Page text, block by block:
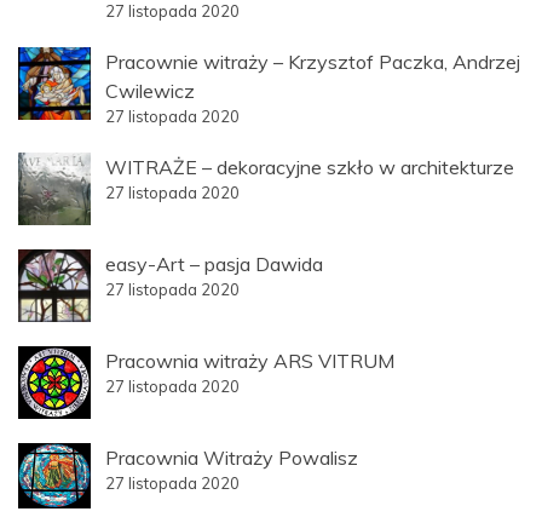
27 listopada 2020
Pracownie witraży – Krzysztof Paczka, Andrzej
Cwilewicz
27 listopada 2020
WITRAŻE – dekoracyjne szkło w architekturze
27 listopada 2020
easy-Art – pasja Dawida
27 listopada 2020
Pracownia witraży ARS VITRUM
27 listopada 2020
Pracownia Witraży Powalisz
27 listopada 2020